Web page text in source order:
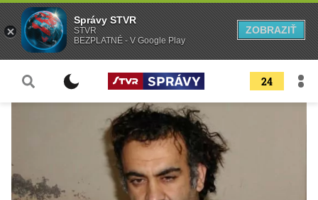
24
Správy STVR
STVR
BEZPLATNÉ - V Google Play
ZOBRAZIŤ